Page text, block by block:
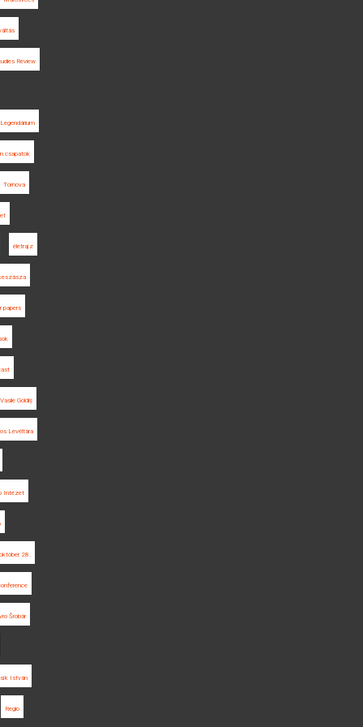
Review
Legendárium
csapatok
Tornova
életrajz
papers
Vasile Goldiș
Levéltára
Intézet
28.
Šrobár
István
Regio